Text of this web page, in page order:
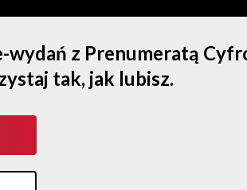
wydań z Prenumeratą
tak, jak lubisz.